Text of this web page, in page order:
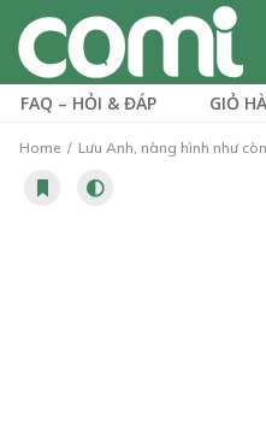
FAQ – HỎI & ĐÁP GIỎ
Home Lưu Anh, nàng hình như